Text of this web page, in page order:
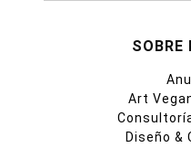
SOBRE
Art
Diseño &